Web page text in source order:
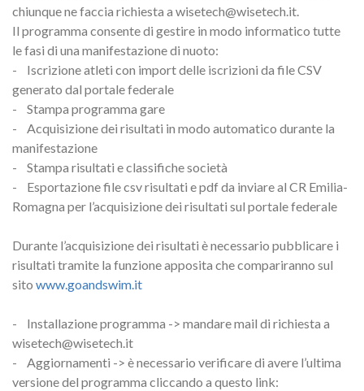
chiunque ne faccia richiesta a wisetech@wisetech.it.
Il programma consente di gestire in modo informatico tutte
le fasi di una manifestazione di nuoto:
- Iscrizione atleti con import delle iscrizioni da file CSV
generato dal portale federale
- Stampa programma gare
- Acquisizione dei risultati in modo automatico durante la
manifestazione
- Stampa risultati e classifiche società
- Esportazione file csv risultati e pdf da inviare al CR Emilia-
Romagna per l’acquisizione dei risultati sul portale federale
Durante l’acquisizione dei risultati è necessario pubblicare i
risultati tramite la funzione apposita che compariranno sul
sito www.goandswim.it
- Installazione programma -> mandare mail di richiesta a
wisetech@wisetech.it
- Aggiornamenti -> è necessario verificare di avere l’ultima
versione del programma cliccando a questo link: